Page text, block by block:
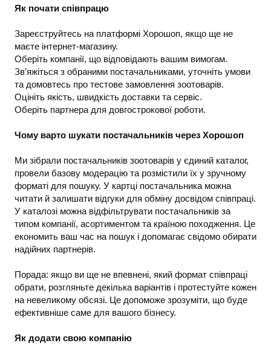
Як почати співпрацю
Зареєструйтесь на платформі Хорошоп, якщо ще не
маєте інтернет-магазину.
Оберіть компанії, що відповідають вашим вимогам.
Зв’яжіться з обраними постачальниками, уточніть умови
та домовтесь про тестове замовлення зоотоварів.
Оцініть якість, швидкість доставки та сервіс.
Оберіть партнера для довгострокової роботи.
Чому варто шукати постачальників через Хорошоп
Ми зібрали постачальників зоотоварів у єдиний каталог,
провели базову модерацію та розмістили їх у зручному
форматі для пошуку. У картці постачальника можна
читати й залишати відгуки для обміну досвідом співпраці.
У каталозі можна відфільтрувати постачальників за
типом компанії, асортиментом та країною походження. Це
економить ваш час на пошук і допомагає свідомо обирати
надійних партнерів.
Порада: якщо ви ще не впевнені, який формат співпраці
обрати, розгляньте декілька варіантів і протестуйте кожен
на невеликому обсязі. Це допоможе зрозуміти, що буде
ефективніше саме для вашого бізнесу.
Як додати свою компанію